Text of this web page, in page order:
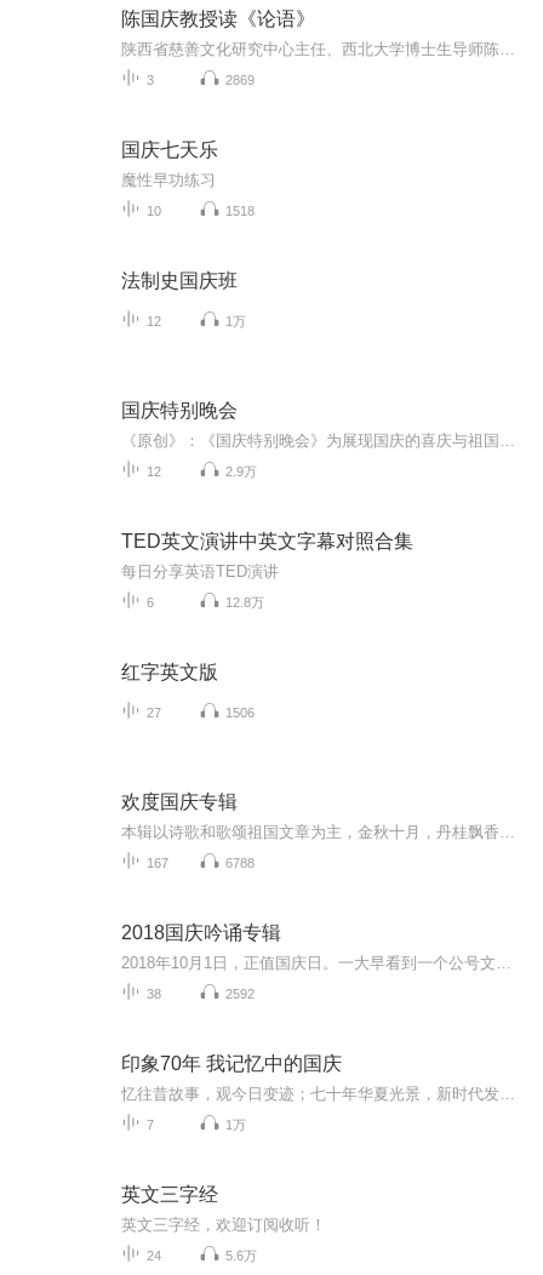
陈国庆教授读《论语》
3 2869
国庆七天乐
魔性早功练习
10 1518
法制史国庆班
12 1万
国庆特别晚会
12 2.9万
TED英文演讲中英文字幕对照合集
每日分享英语TED演讲
6 12.8万
红字英文版
27 1506
欢度国庆专辑
167 6788
2018国庆吟诵专辑
38 2592
印象70年 我记忆中的国庆
7 1万
英文三字经
英文三字经，欢迎订阅收听！
24 5.6万